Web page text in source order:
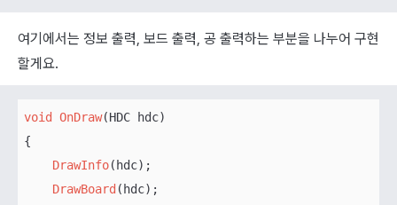
여기에서는 정보 출력, 보드 출력, 공 출력하는 부분을 나누어 구현
할게요.
void OnDraw(HDC hdc)
{
DrawInfo(hdc);
DrawBoard (hdc);